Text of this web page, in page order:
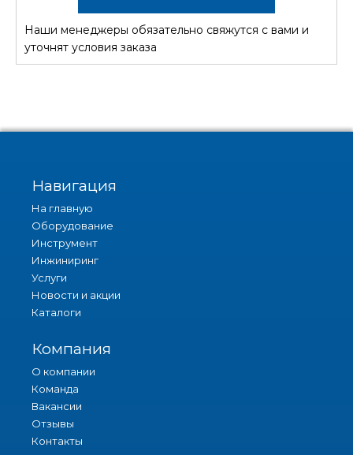
СТОИМОСТЬ
Наши менеджеры обязательно свяжутся с вами и
уточнят условия заказа
Навигация
На главную
Оборудование
Инструмент
Инжиниринг
Услуги
Новости и акции
Каталоги
Компания
О компании
Команда
Вакансии
Отзывы
Контакты